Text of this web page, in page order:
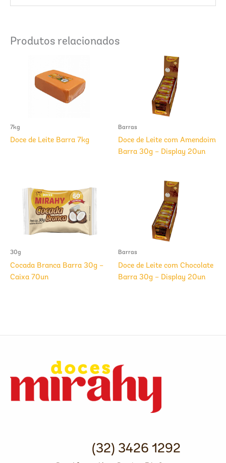
Produtos relacionados
7kg
Doce de Leite Barra 7kg
Barras
Doce de Leite com Amendoim
Barra 30g – Display 20un
30g
Cocada Branca Barra 30g –
Caixa 70un
Barras
Doce de Leite com Chocolate
Barra 30g – Display 20un
(32) 3426 1292